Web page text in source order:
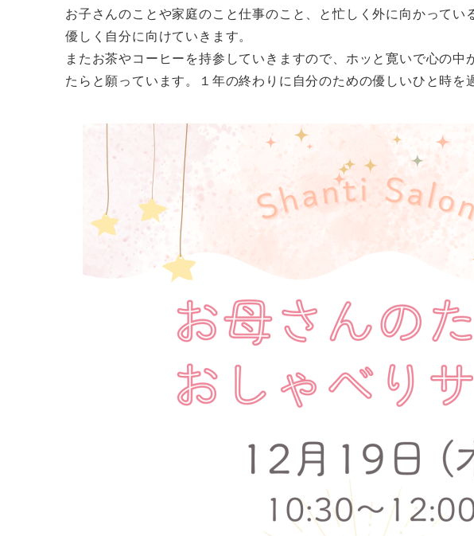
お子さんのことや家庭のこと仕事のこと、と忙しく外に向かってい
優しく自分に向けていきます。
またお茶やコーヒーを持参していきますので、ホッと寛いで心の中
たらと願っています。１年の終わりに自分のための優しいひと時を